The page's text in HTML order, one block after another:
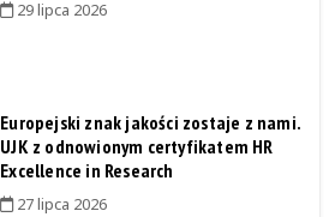
29 lipca 2026
Europejski znak jakości zostaje z nami.
UJK z odnowionym certyfikatem HR
Excellence in Research
27 lipca 2026